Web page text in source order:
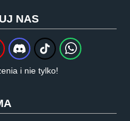
NAS
i nie tylko!